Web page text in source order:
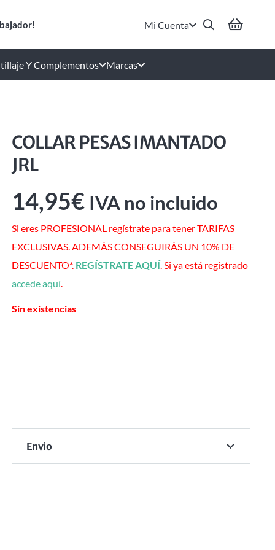
Mi Cuenta
Y Complementos Marcas
COLLAR PESAS IMANTADO
JRL
14,95€ IVA no incluido
Si eres PROFESIONAL regístrate para tener TARIFAS
EXCLUSIVAS. ADEMÁS CONSEGUIRÁS UN 10% DE
DESCUENTO*. REGÍSTRATE AQUÍ. Si ya está registrado
accede aquí.
Sin existencias
Envio